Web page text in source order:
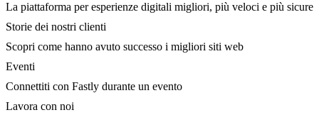
La piattaforma per esperienze digitali migliori, più veloci e più sicure
Storie dei nostri clienti
Scopri come hanno avuto successo i migliori siti web
Eventi
Connettiti con Fastly durante un evento
Lavora con noi